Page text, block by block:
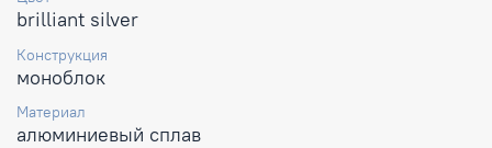
brilliant silver
Конструкция
моноблок
Материал
алюминиевый сплав